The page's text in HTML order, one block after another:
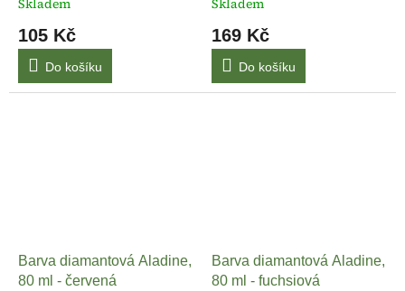
Skladem
105 Kč
Do košíku
Skladem
169 Kč
Do košíku
Barva diamantová Aladine,
80 ml - červená
Barva diamantová Aladine,
80 ml - fuchsiová